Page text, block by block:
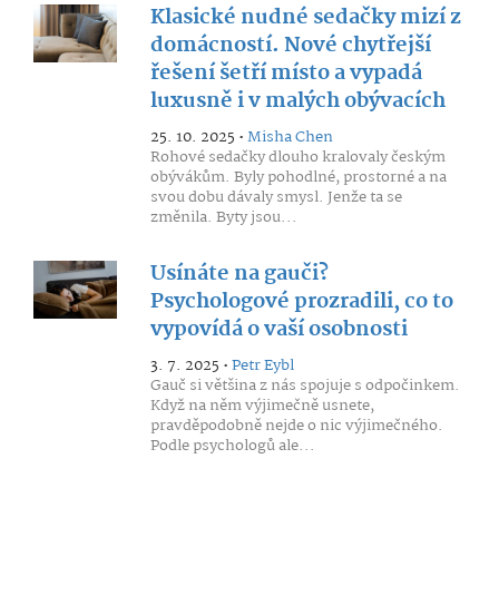
Klasické nudné sedačky mizí z
domácností. Nové chytřejší
řešení šetří místo a vypadá
luxusně i v malých obývacích
25. 10. 2025 •Misha Chen
Rohové sedačky dlouho kralovaly českým
obývákům. Byly pohodlné, prostorné a na
svou dobu dávaly smysl. Jenže ta se
změnila. Byty jsou...
Usínáte na gauči?
Psychologové prozradili, co to
vypovídá o vaší osobnosti
3. 7. 2025 •Petr Eybl
Gauč si většina z nás spojuje s odpočinkem.
Když na něm výjimečně usnete,
pravděpodobně nejde o nic výjimečného.
Podle psychologů ale...